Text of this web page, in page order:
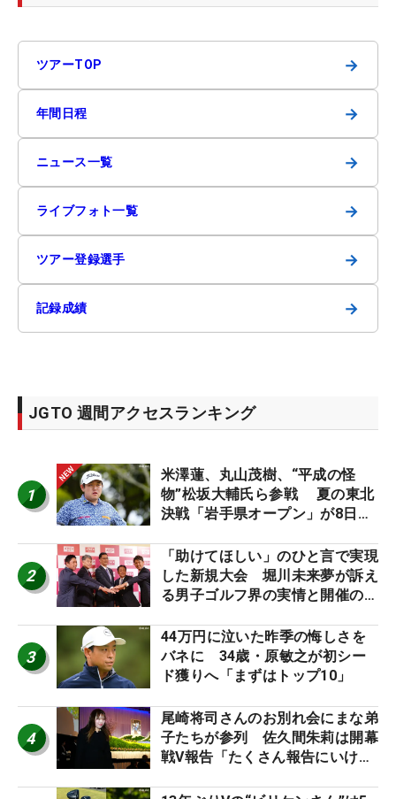
ツアーTOP →
年間日程 →
ニュース一覧 →
ライブフォト一覧 →
ツアー登録選手 →
記録成績 →
JGTO 週間アクセスランキング
1
米澤蓮、丸山茂樹、“平成の怪
物”松坂大輔氏ら参戦 夏の東北
決戦「岩手県オープン」が8日開
2
「助けてほしい」のひと言で実現
した新規大会 堀川未来夢が訴え
る男子ゴルフ界の実情と開催の舞
3
44万円に泣いた昨季の悔しさを
バネに 34歳・原敏之が初シー
ド獲りへ「まずはトップ10」
4
尾崎将司さんのお別れ会にまな弟
子たちが参列 佐久間朱莉は開幕
戦V報告「たくさん報告にいける